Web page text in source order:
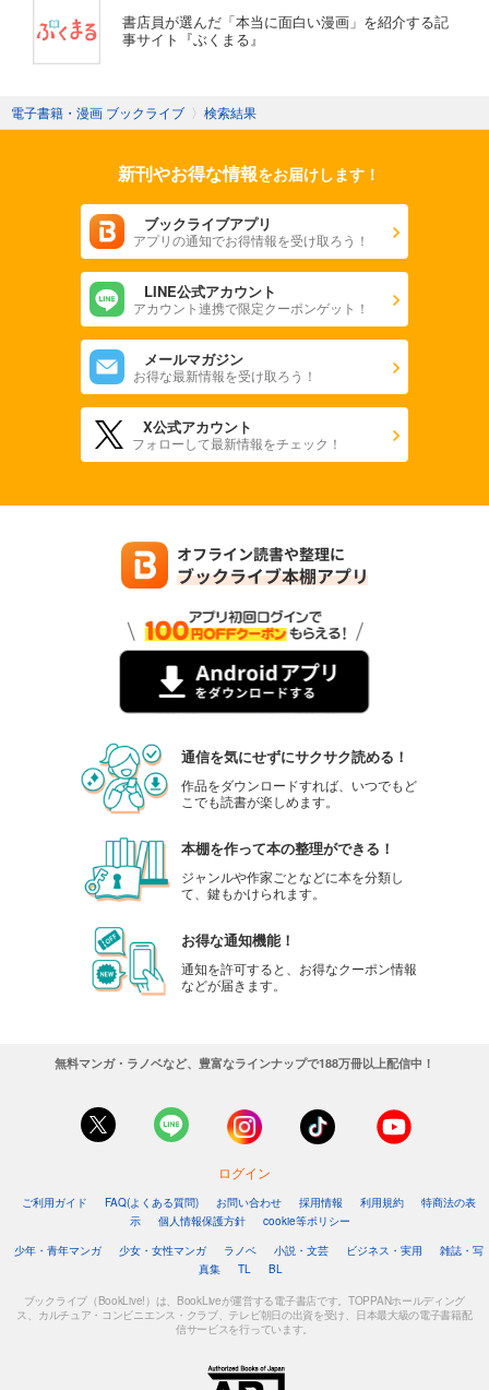
書店員が選んだ「本当に面白い漫画」を紹介する記
事サイト『ぶくまる』
電子書籍・漫画 ブックライブ 〉 検索結果
新刊やお得な情報をお届けします！
ブックライブアプリ
アプリの通知でお得情報を受け取ろう！
LINE公式アカウント
アカウント連携で限定クーポンゲット！
メールマガジン
お得な最新情報を受け取ろう！
X公式アカウント
フォローして最新情報をチェック！
通信を気にせずにサクサク読める！
作品をダウンロードすれば、いつでもど
こでも読書が楽しめます。
本棚を作って本の整理ができる！
ジャンルや作家ごとなどに本を分類し
て、鍵もかけられます。
お得な通知機能！
通知を許可すると、お得なクーポン情報
などが届きます。
無料マンガ・ラノベなど、豊富なラインナップで188万冊以上配信中！
ログイン
ご利用ガイド FAQ(よくある質問) お問い合わせ 採用情報 利用規約
特商法の表
示
個人情報保護方針
cookie等ポリシー
少年・青年マンガ
少女・女性マンガ ラノベ 小説・文芸 ビジネス・実用
雑誌・写
真集
TL BL
ブックライブ（BookLive!）は、BookLiveが運営する電子書店です。TOPPANホールディング
ス、カルチュア・コンビニエンス・クラブ、テレビ朝日の出資を受け、日本最大級の電子書籍配
信サービスを行っています。